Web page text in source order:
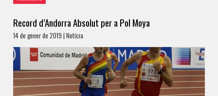
Record d’Andorra Absolut per a Pol Moya
14 de gener de 2019 | Notícia